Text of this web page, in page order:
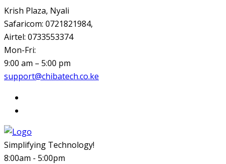
Krish Plaza, Nyali
Safaricom: 0721821984,
Airtel: 0733553374
Mon-Fri:
9:00 am – 5:00 pm
support@chibatech.co.ke
Simplifying Technology!
8:00am - 5:00pm